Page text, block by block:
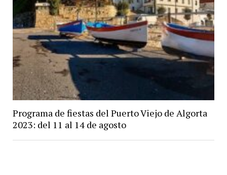
Programa de fiestas del Puerto Viejo de Algorta
2023: del 11 al 14 de agosto